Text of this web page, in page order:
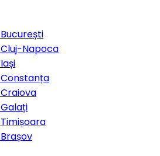
București
Cluj-Napoca
Iași
Constanța
Craiova
Galați
Timișoara
Brașov